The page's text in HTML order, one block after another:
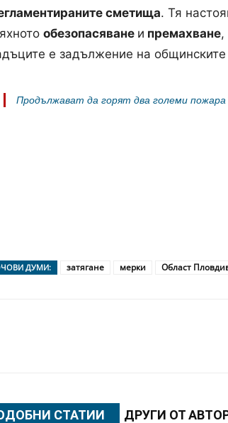
сметища. Тя
обезопасяване и премахване,
е задължение на общинските
Продължават да горят два големи
ДУМИ: затягане мерки Област
СТАТИИ ДРУГИ ОТ